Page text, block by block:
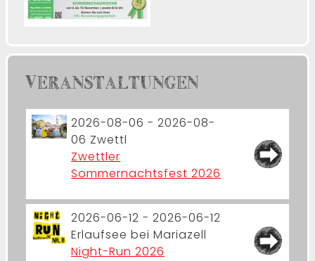
VERANSTALTUNGEN
2026-08-06 - 2026-08-
06 Zwettl
Zwettler
Sommernachtsfest 2026
2026-06-12 - 2026-06-12
Erlaufsee bei Mariazell
Night-Run 2026